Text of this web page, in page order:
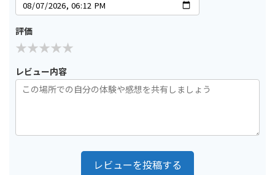
評価
レビュー内容
レビューを投稿する